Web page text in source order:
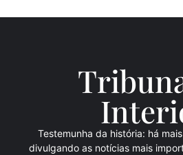
Inte
Testemunha da história: há
divulgando as notícias mais